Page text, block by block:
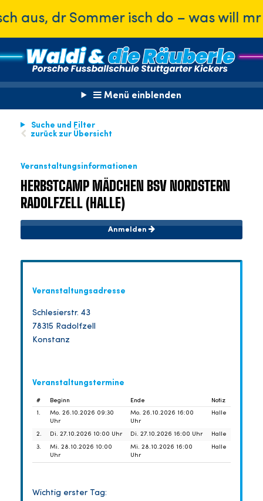
Menü einblenden
Suche und Filter
zurück zur Übersicht
Veranstaltungsinformationen
HERBSTCAMP MÄDCHEN BSV NORDSTERN
RADOLFZELL (HALLE)
Anmelden
Veranstaltungsadresse
Schlesierstr. 43
78315 Radolfzell
Konstanz
Veranstaltungstermine
# Beginn Ende
Notiz
1.
Mo. 26.10.2026 09:30
Uhr
Mo. 26.10.2026 16:00
Uhr
Halle
2. Di. 27.10.2026 10:00 Uhr Di. 27.10.2026 16:00 Uhr
Halle
3.
Mi. 28.10.2026 10:00
Uhr
Mi. 28.10.2026 16:00
Uhr
Halle
Wichtig erster Tag:
aus, dr Sommer isch do – was will mr